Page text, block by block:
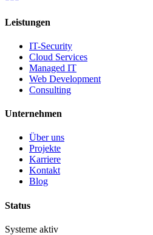
Leistungen
IT-Security
Cloud Services
Managed IT
Web Development
Consulting
Unternehmen
Über uns
Projekte
Karriere
Kontakt
Blog
Status
Systeme aktiv